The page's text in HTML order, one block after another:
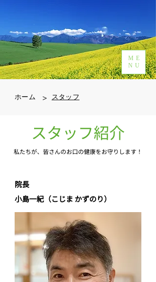
ME
NU
ホーム > スタッフ
​スタッフ紹介
私たちが、皆さんのお口の健康をお守りします！
院長
小島一紀（こじま かずのり）​